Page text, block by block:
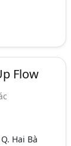
Flow
Hai Bà